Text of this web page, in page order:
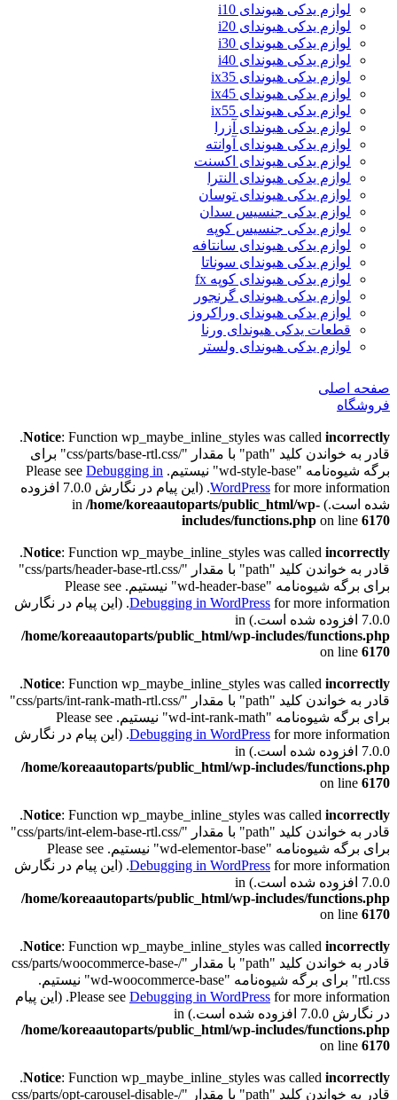
لوازم یدکی هیوندای i10
لوازم یدکی هیوندای i20
لوازم یدکی هیوندای i30
لوازم یدکی هیوندای i40
لوازم یدکی هیوندای ix35
لوازم یدکی هیوندای ix45
لوازم یدکی هیوندای ix55
لوازم یدکی هیوندای آزرا
لوازم یدکی هیوندای آوانته
لوازم یدکی هیوندای اکسنت
لوازم یدکی هیوندای النترا
لوازم یدکی هیوندای توسان
لوازم یدکی جنسیس سدان
لوازم یدکی جنسیس کوپه
لوازم یدکی هیوندای سانتافه
لوازم یدکی هیوندای سوناتا
لوازم یدکی هیوندای کوپه fx
لوازم یدکی هیوندای گرنجور
لوازم یدکی هیوندای وراکروز
قطعات یدکی هیوندای ورنا
لوازم یدکی هیوندای ولستر
صفحه اصلی
فروشگاه
Notice: Function wp_maybe_inline_styles was called incorrectly
.
قادر به خواندن کلید "path" با مقدار "/css/parts/base-rtl.css" برای
برگه شیوه‌نامه "wd-style-base" نیستیم. Please see
Debugging in
WordPress
for more information. (این پیام در نگارش 7.0.0 افزوده
شده است.) in /home/koreaautoparts/public_html/wp-
includes/functions.php on line 6170
Notice: Function wp_maybe_inline_styles was called incorrectly
.
قادر به خواندن کلید "path" با مقدار "/css/parts/header-base-rtl.css"
برای برگه شیوه‌نامه "wd-header-base" نیستیم. Please see
Debugging in WordPressfor more information. (این پیام در نگارش
7.0.0 افزوده شده است.) in
/home/koreaautoparts/public_html/wp-includes/functions.php
on line 6170
Notice: Function wp_maybe_inline_styles was called incorrectly
.
قادر به خواندن کلید "path" با مقدار "/css/parts/int-rank-math-rtl.css"
برای برگه شیوه‌نامه "wd-int-rank-math" نیستیم. Please see
Debugging in WordPressfor more information. (این پیام در نگارش
7.0.0 افزوده شده است.) in
/home/koreaautoparts/public_html/wp-includes/functions.php
on line 6170
Notice: Function wp_maybe_inline_styles was called incorrectly
.
قادر به خواندن کلید "path" با مقدار "/css/parts/int-elem-base-rtl.css"
برای برگه شیوه‌نامه "wd-elementor-base" نیستیم. Please see
Debugging in WordPressfor more information. (این پیام در نگارش
7.0.0 افزوده شده است.) in
/home/koreaautoparts/public_html/wp-includes/functions.php
on line 6170
Notice: Function wp_maybe_inline_styles was called incorrectly
.
قادر به خواندن کلید "path" با مقدار "/css/parts/woocommerce-base-
rtl.css" برای برگه شیوه‌نامه "wd-woocommerce-base" نیستیم.
Please see Debugging in WordPress
for more information. (این پیام
در نگارش 7.0.0 افزوده شده است.) in
/home/koreaautoparts/public_html/wp-includes/functions.php
on line 6170
Notice: Function wp_maybe_inline_styles was called incorrectly
.
قادر به خواندن کلید "path" با مقدار "/css/parts/opt-carousel-disable-